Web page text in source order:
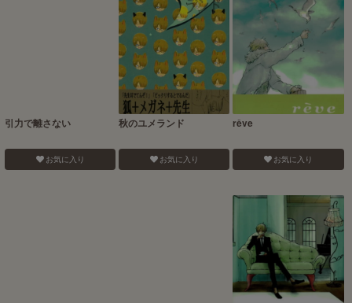
引力で離さない
お気に入り
秋のユメランド
お気に入り
rêve
お気に入り